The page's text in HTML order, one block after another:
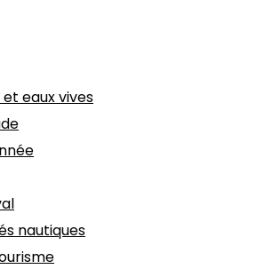
eaux vives
nautiques